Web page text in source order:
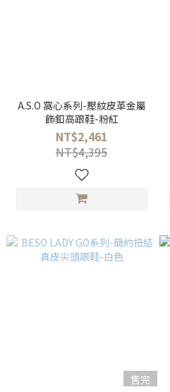
A.S.O 窩心系列-壓紋皮革金屬
飾釦高跟鞋-粉紅
NT$2,461
NT$4,395
售完